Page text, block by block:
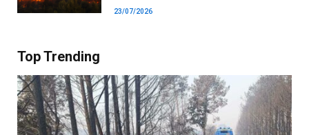
23/07/2026
Top Trending